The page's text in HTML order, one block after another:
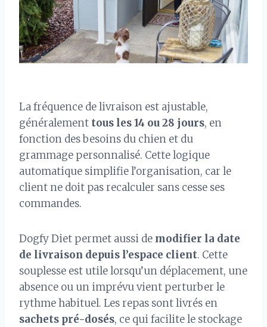
La fréquence de livraison est ajustable,
généralement tous les 14 ou 28 jours, en
fonction des besoins du chien et du
grammage personnalisé. Cette logique
automatique simplifie l’organisation, car le
client ne doit pas recalculer sans cesse ses
commandes.
Dogfy Diet permet aussi de modifier la date
de livraison depuis l’espace client. Cette
souplesse est utile lorsqu’un déplacement, une
absence ou un imprévu vient perturber le
rythme habituel. Les repas sont livrés en
sachets pré-dosés, ce qui facilite le stockage